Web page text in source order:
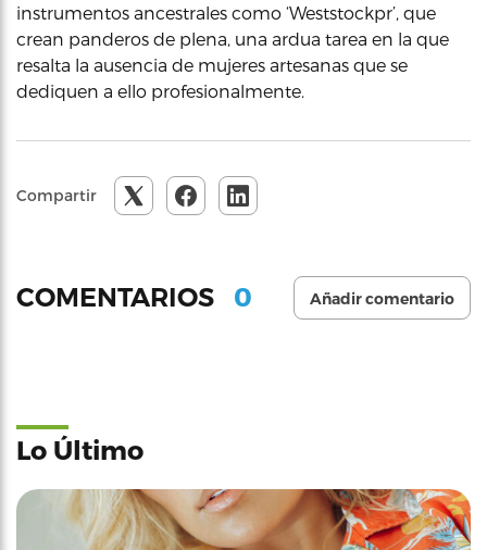
instrumentos ancestrales como ‘Weststockpr’, que
crean panderos de plena, una ardua tarea en la que
resalta la ausencia de mujeres artesanas que se
dediquen a ello profesionalmente.
Compartir
COMENTARIOS 0 Añadir comentario
Lo Último